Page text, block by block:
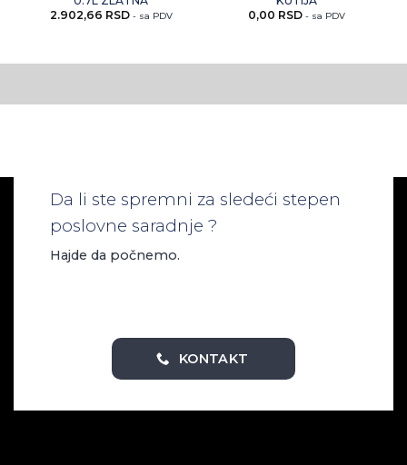
2.902,66 RSD - sa PDV
0,00 RSD - sa PDV
Da li ste spremni za sledeći stepen
poslovne saradnje ?
Hajde da počnemo.
KONTAKT